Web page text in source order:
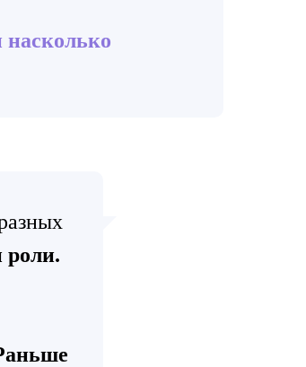
роли.